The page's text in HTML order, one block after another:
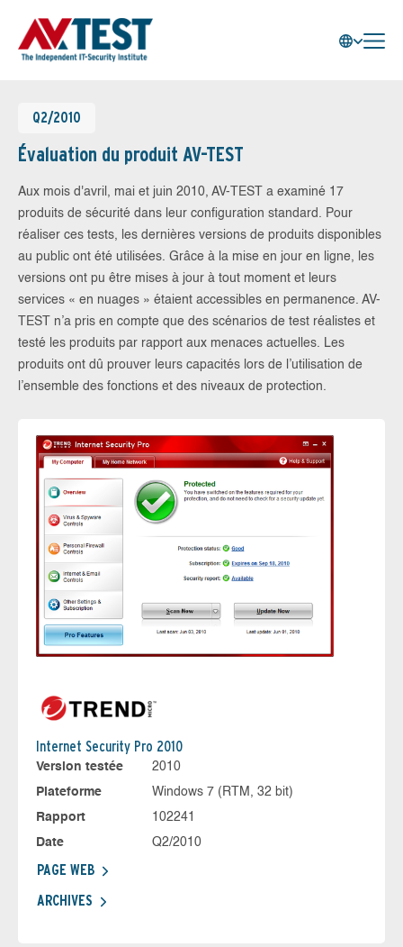
Q2/2010
Évaluation du produit AV-TEST
Aux mois d'avril, mai et juin 2010, AV-TEST a examiné 17
produits de sécurité dans leur configuration standard. Pour
réaliser ces tests, les dernières versions de produits disponibles
au public ont été utilisées. Grâce à la mise en jour en ligne, les
versions ont pu être mises à jour à tout moment et leurs
services « en nuages » étaient accessibles en permanence. AV-
TEST n’a pris en compte que des scénarios de test réalistes et
testé les produits par rapport aux menaces actuelles. Les
produits ont dû prouver leurs capacités lors de l’utilisation de
l’ensemble des fonctions et des niveaux de protection.
Internet Security Pro 2010
Version testée
2010
Plateforme
Windows 7 (RTM, 32 bit)
Rapport
102241
Date
Q2/2010
PAGE WEB
ARCHIVES